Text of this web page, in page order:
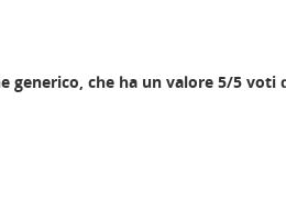
generico, che ha un valore 5/5 voti